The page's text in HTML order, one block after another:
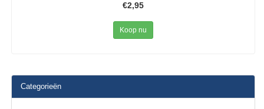
€2,95
Koop nu
Categorieën